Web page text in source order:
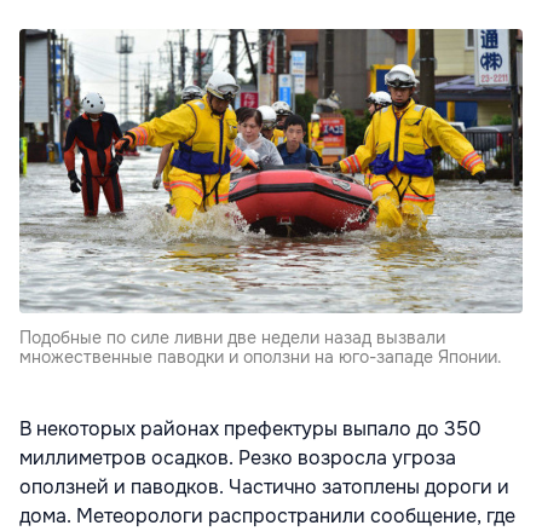
Подобные по силе ливни две недели назад вызвали
множественные паводки и оползни на юго-западе Японии.
В некоторых районах префектуры выпало до 350
миллиметров осадков. Резко возросла угроза
оползней и паводков. Частично затоплены дороги и
дома. Метеорологи распространили сообщение, где